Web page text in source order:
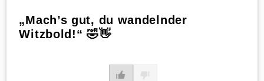
„Mach’s gut, du wandelnder
Witzbold!“ 🤣👋